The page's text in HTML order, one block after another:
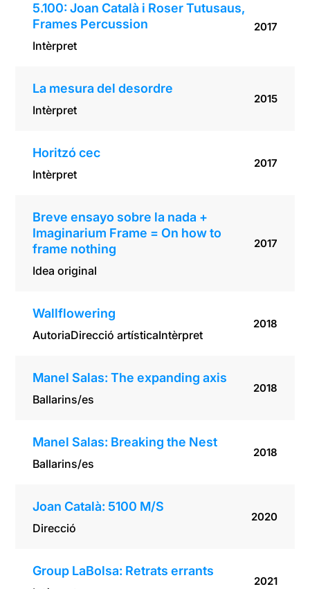
5.100: Joan Català i Roser Tutusaus,
Frames Percussion
Intèrpret
2017
La mesura del desordre
Intèrpret
2015
Horitzó cec
Intèrpret
2017
Breve ensayo sobre la nada +
Imaginarium Frame = On how to
frame nothing
Idea original
2017
Wallflowering
AutoriaDirecció artísticaIntèrpret
2018
Manel Salas: The expanding axis
Ballarins/es
2018
Manel Salas: Breaking the Nest
Ballarins/es
2018
Joan Català: 5100 M/S
Direcció
2020
Group LaBolsa: Retrats errants
2021